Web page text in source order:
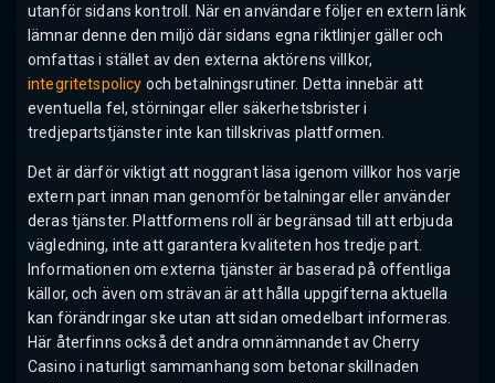
utanför sidans kontroll. När en användare följer en extern länk
lämnar denne den miljö där sidans egna riktlinjer gäller och
omfattas i stället av den externa aktörens villkor,
integritetspolicy och betalningsrutiner. Detta innebär att
eventuella fel, störningar eller säkerhetsbrister i
tredjepartstjänster inte kan tillskrivas plattformen.
Det är därför viktigt att noggrant läsa igenom villkor hos varje
extern part innan man genomför betalningar eller använder
deras tjänster. Plattformens roll är begränsad till att erbjuda
vägledning, inte att garantera kvaliteten hos tredje part.
Informationen om externa tjänster är baserad på offentliga
källor, och även om strävan är att hålla uppgifterna aktuella
kan förändringar ske utan att sidan omedelbart informeras.
Här återfinns också det andra omnämnandet av Cherry
Casino i naturligt sammanhang som betonar skillnaden